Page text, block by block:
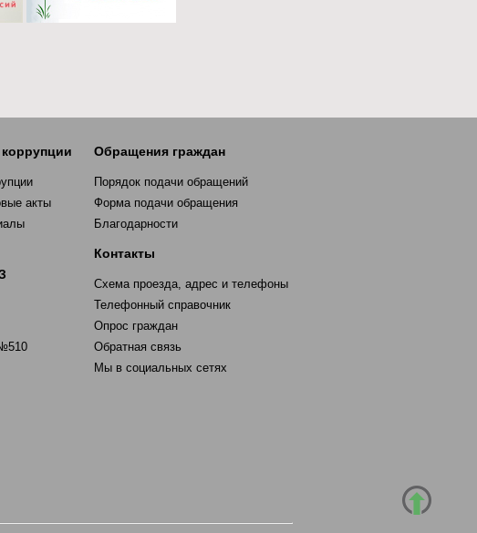
акты
Обращения граждан
Порядок подачи обращений
Форма подачи обращения
Благодарности
Контакты
Схема проезда, адрес и телефоны
Телефонный справочник
Опрос граждан
Обратная связь
Мы в социальных сетях